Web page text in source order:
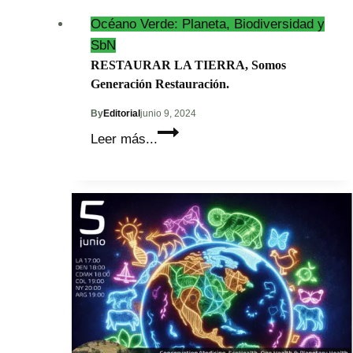
Océano Verde: Planeta, Biodiversidad y
SbN
RESTAURAR LA TIERRA, Somos
Generación Restauración.
ByEditorialjunio 9, 2024
Leer más...
RESTAURAR
Somos
Generación
Restauración.